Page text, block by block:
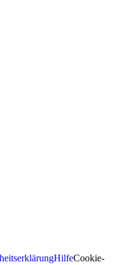
HilfeCookie-